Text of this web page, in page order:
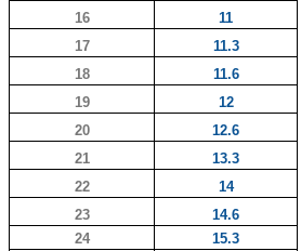
16
11
17
11.3
18
11.6
19
12
20
12.6
21
13.3
22
14
23
14.6
24
15.3